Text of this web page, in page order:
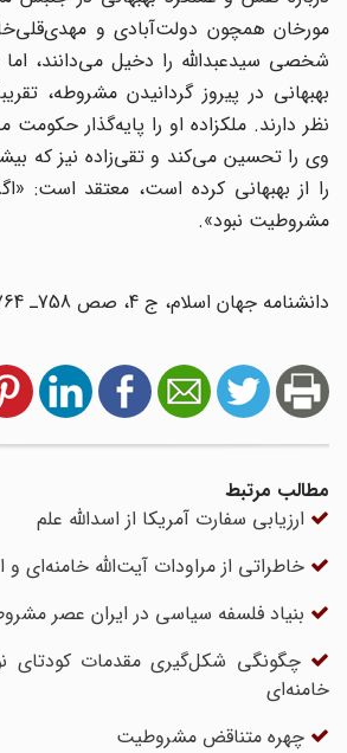
مورخان همچون دولت‌‌آبادی و
شخصی سیدعبدالله را دخیل می‌دانند، اما
بهبهانی در پیروز گردانیدن مشروطه،
نظر دارند. ملکزاده او را پایه‌گذار
وی را تحسین می‌کند و تقی‌زاده نیز که
را از بهبهانی کرده است، معتقد است: «اگر
مشروطیت نبود».
دانشنامه جهان اسلام، ج 4، صص 758ـ 764
مطالب مرتبط
ارزیابی سفارت آمریکا از اسدالله علم
خاطراتی از مراودات آیت‌الله خامنه‌ای و
بنیاد فلسفه سیاسی در ایران عصر
چگونگی شکل‌گیری مقدمات کودتای نوژه
خامنه‌ای
چهره متناقض مشروطیت